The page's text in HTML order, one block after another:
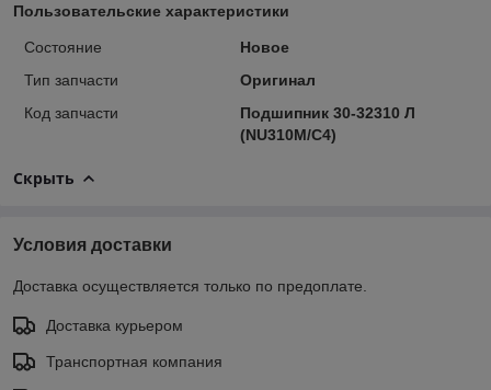
Пользовательские характеристики
Состояние
Новое
Тип запчасти
Оригинал
Код запчасти
Подшипник 30-32310 Л
(NU310M/C4)
Скрыть
Условия доставки
Доставка осуществляется только по предоплате.
Доставка курьером
Транспортная компания